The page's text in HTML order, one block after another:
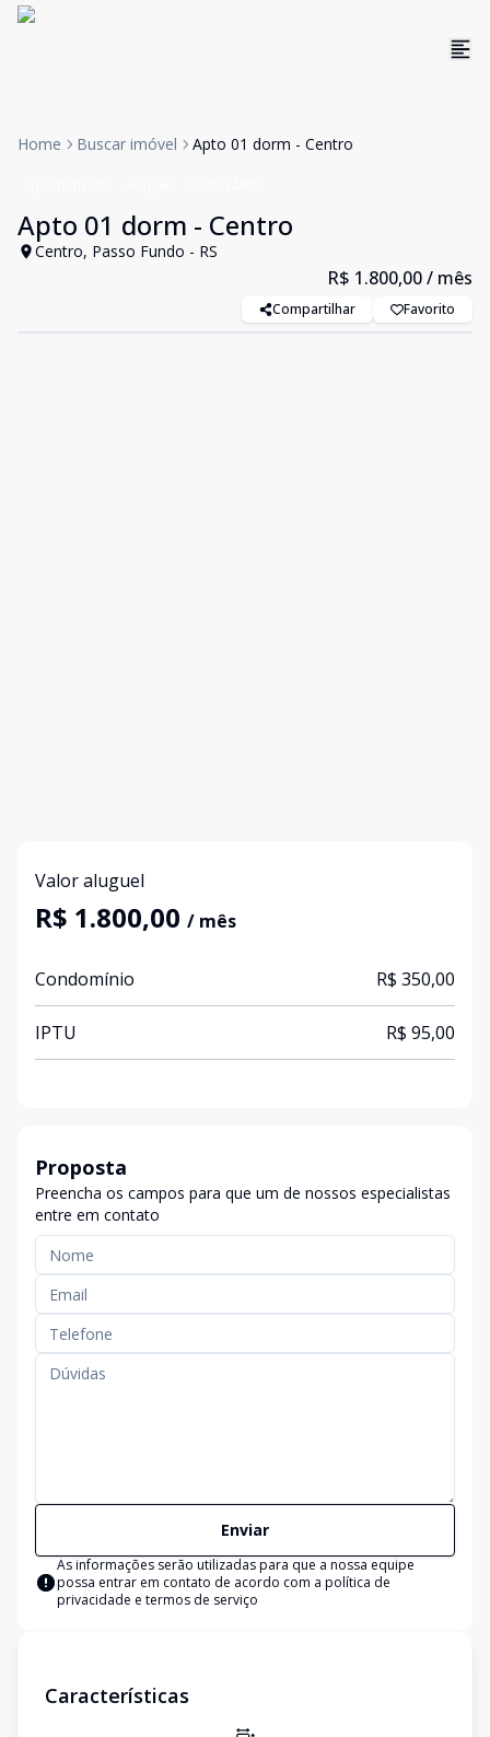
Home Buscar imóvel Apto 01 dorm - Centro
Apto 01 dorm - Centro
Centro, Passo Fundo - RS
R$ 1.800,00/ mês
Compartilhar Favorito
Valor aluguel
R$ 1.800,00 / mês
Condomínio R$ 350,00
IPTU R$ 95,00
Proposta
Preencha os campos para que um de nossos especialistas
entre em contato
Enviar
As informações serão utilizadas para que a nossa equipe
possa entrar em contato de acordo com a política de
privacidade e termos de serviço
Características